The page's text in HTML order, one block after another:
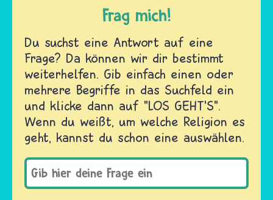
Frag mich!
Du suchst eine Antwort auf eine
Frage? Da können wir dir bestimmt
weiterhelfen. Gib einfach einen oder
mehrere Begriffe in das Suchfeld ein
und klicke dann auf "LOS GEHT'S".
Wenn du weißt, um welche Religion es
geht, kannst du schon eine auswählen.